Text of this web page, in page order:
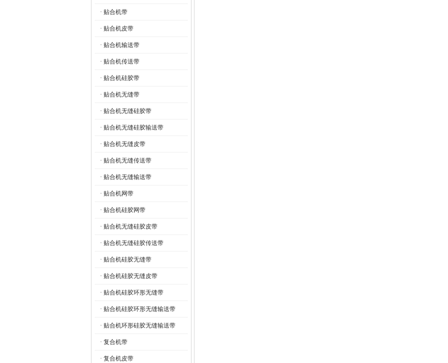
· 贴合机带
· 贴合机皮带
· 贴合机输送带
· 贴合机传送带
· 贴合机硅胶带
· 贴合机无缝带
· 贴合机无缝硅胶带
· 贴合机无缝硅胶输送带
· 贴合机无缝皮带
· 贴合机无缝传送带
· 贴合机无缝输送带
· 贴合机网带
· 贴合机硅胶网带
· 贴合机无缝硅胶皮带
· 贴合机无缝硅胶传送带
· 贴合机硅胶无缝带
· 贴合机硅胶无缝皮带
· 贴合机硅胶环形无缝带
· 贴合机硅胶环形无缝输送带
· 贴合机环形硅胶无缝输送带
· 复合机带
· 复合机皮带